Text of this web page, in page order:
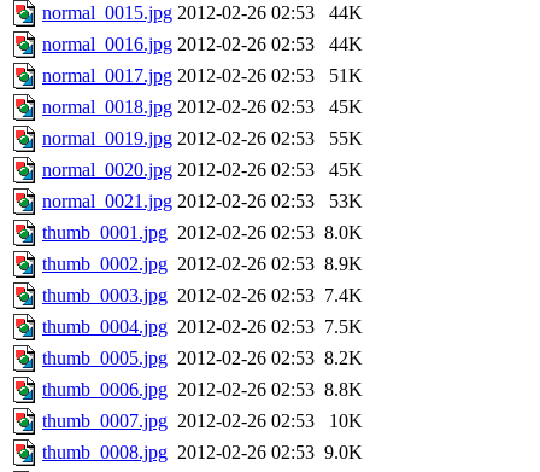
normal_0015.jpg 2012-02-26 02:53
44K
normal_0016.jpg 2012-02-26 02:53
44K
normal_0017.jpg 2012-02-26 02:53
51K
normal_0018.jpg 2012-02-26 02:53
45K
normal_0019.jpg 2012-02-26 02:53
55K
normal_0020.jpg 2012-02-26 02:53
45K
normal_0021.jpg 2012-02-26 02:53
53K
thumb_0001.jpg 2012-02-26 02:53 8.0K
thumb_0002.jpg 2012-02-26 02:53 8.9K
thumb_0003.jpg 2012-02-26 02:53 7.4K
thumb_0004.jpg 2012-02-26 02:53 7.5K
thumb_0005.jpg 2012-02-26 02:53 8.2K
thumb_0006.jpg 2012-02-26 02:53 8.8K
thumb_0007.jpg 2012-02-26 02:53
10K
thumb_0008.jpg 2012-02-26 02:53 9.0K